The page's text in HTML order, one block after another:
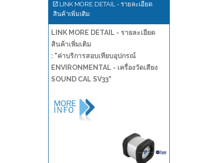
LINK MORE DETAIL - รายละเอียด
สินค้าเพิ่มเติม
LINK MORE DETAIL - รายละเอียด
สินค้าเพิ่มเติม
: "ค่าบริการสอบเทียบอุปกรณ์
ENVIRONMENTAL - เครื่องวัดเสียง
SOUND CAL SV33"